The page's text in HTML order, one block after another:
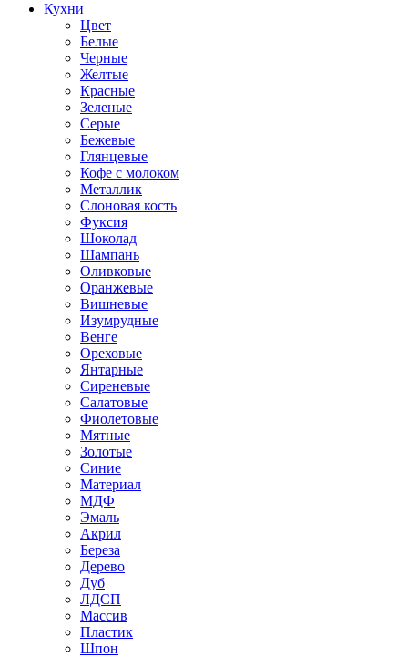
Кухни
Цвет
Белые
Черные
Желтые
Красные
Зеленые
Серые
Бежевые
Глянцевые
Кофе с молоком
Металлик
Слоновая кость
Фуксия
Шоколад
Шампань
Оливковые
Оранжевые
Вишневые
Изумрудные
Венге
Ореховые
Янтарные
Сиреневые
Салатовые
Фиолетовые
Мятные
Золотые
Синие
Материал
МДФ
Эмаль
Акрил
Береза
Дерево
Дуб
ЛДСП
Массив
Пластик
Шпон